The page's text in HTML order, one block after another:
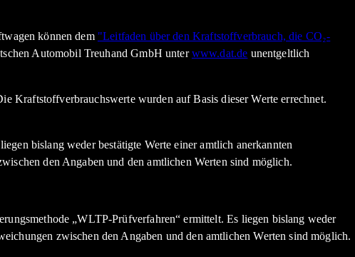
können dem "Leitfaden über den Kraftstoffverbrauch, die CO₂-
Automobil Treuhand GmbH unterwww.dat.de unentgeltlich
Kraftstoffverbrauchswerte wurden auf Basis dieser Werte errechnet.
bislang weder bestätigte Werte einer amtlich anerkannten
den Angaben und den amtlichen Werten sind möglich.
„WLTP-Prüfverfahren“ ermittelt. Es liegen bislang weder
zwischen den Angaben und den amtlichen Werten sind möglich.